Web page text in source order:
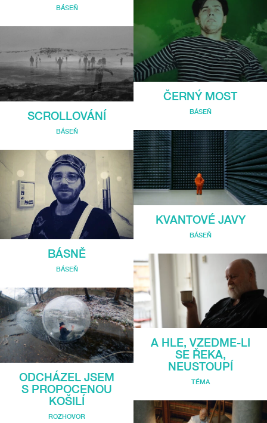
BÁSEŇ
SCROLLOVÁNÍ
BÁSEŇ
BÁSNĚ
BÁSEŇ
ODCHÁZEL JSEM
S PROPOCENOU
KOŠILÍ
ROZHOVOR
ČERNÝ MOST
BÁSEŇ
KVANTOVÉ JAVY
BÁSEŇ
A HLE, VZEDME-LI
SE ŘEKA,
NEUSTOUPÍ
TÉMA